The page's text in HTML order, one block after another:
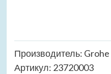
Производитель: Grohe
Артикул: 23720003